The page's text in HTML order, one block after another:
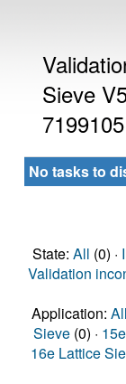
Sieve
7199105
No tasks to
State: All (0) ·
Validation
Application: All
Sieve (0) ·
16e Lattice